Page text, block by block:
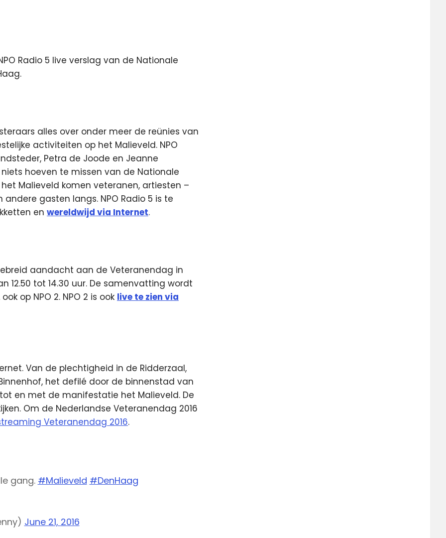
Radio 5 live verslag van de Nationale
alles over onder meer de reünies van
activiteiten op het Malieveld. NPO
Petra de Joode en Jeanne
hoeven te missen van de Nationale
Malieveld komen veteranen, artiesten –
andere gasten langs. NPO Radio 5 is te
en wereldwijd via Internet.
aandacht aan de Veteranendag in
12.50 tot 14.30 uur. De samenvatting wordt
op NPO 2. NPO 2 is ook live te zien via
Van de plechtigheid in de Ridderzaal,
het defilé door de binnenstad van
en met de manifestatie het Malieveld. De
Om de Nederlandse Veteranendag 2016
Veteranendag 2016.
gang. #Malieveld #DenHaag
June 21, 2016